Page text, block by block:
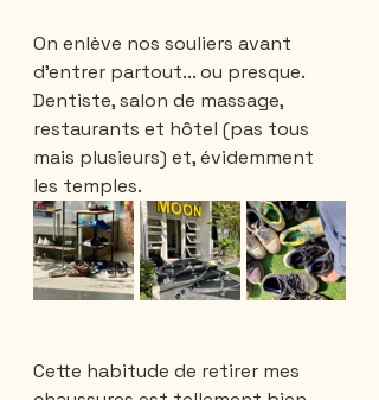
On enlève nos souliers avant
d'entrer partout... ou presque.
Dentiste, salon de massage,
restaurants et hôtel (pas tous
mais plusieurs) et, évidemment
les temples.
Cette habitude de retirer mes